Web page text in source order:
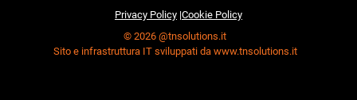
Privacy Policy |Cookie Policy
© 2026 @tnsolutions.it
Sito e infrastruttura IT sviluppati da www.tnsolutions.it